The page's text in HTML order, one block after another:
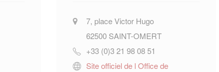
7, place Victor Hugo
62500 SAINT-OMERT
+33 (0)3 21 98 08 51
Site officiel de l Office de